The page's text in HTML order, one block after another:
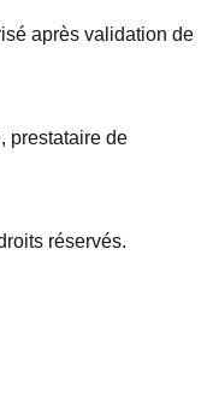
après validation de
prestataire de
réservés.